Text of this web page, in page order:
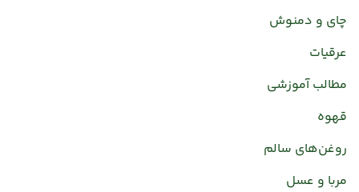
چای و دمنوش
عرقیات
مطالب آموزشی
قهوه
روغن‌های سالم
مربا و عسل